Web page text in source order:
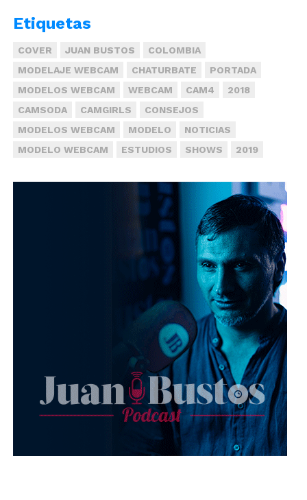
Etiquetas
COVER JUAN BUSTOS
COLOMBIA
MODELAJE WEBCAM
CHATURBATE
PORTADA
MODELOS WEBCAM
WEBCAM CAM4
2018
CAMSODA
CAMGIRLS
CONSEJOS
MODELOS WEBCAM
MODELO
NOTICIAS
MODELO WEBCAM
ESTUDIOS SHOWS 2019